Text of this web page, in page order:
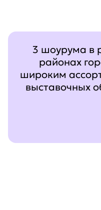
3 шоурума в
районах
широким
выставочных